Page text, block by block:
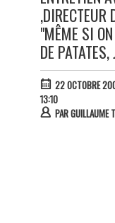
,DIRECTEUR
"MÊME SI
DE
22 OCTOBRE
13:10
PARGUILLAUME